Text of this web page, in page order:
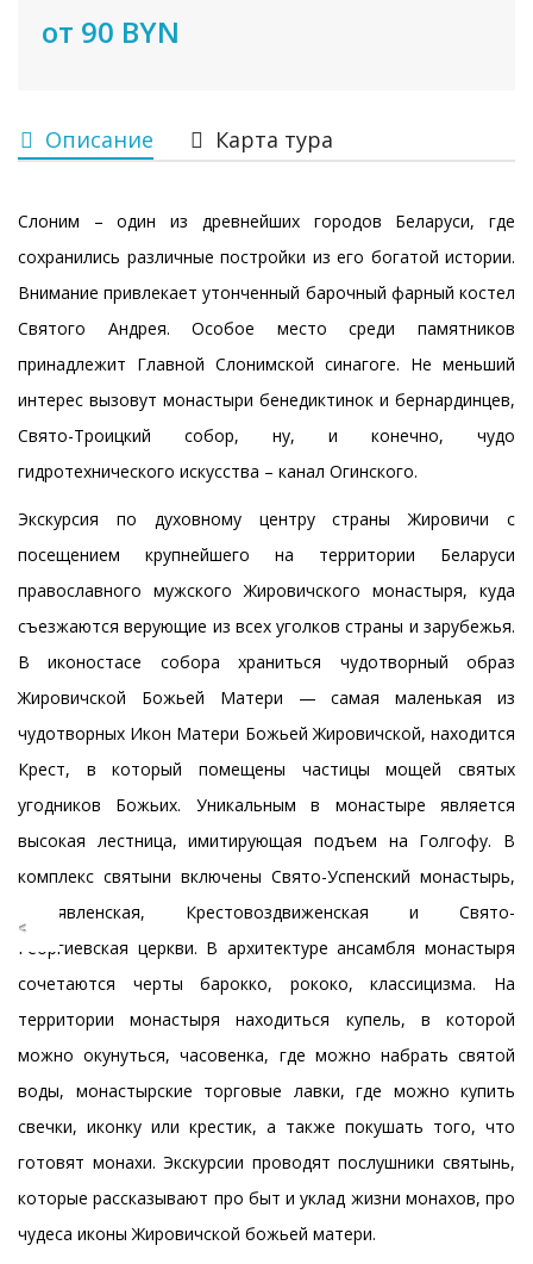
от 90 BYN
Описание Карта тура
Слоним – один из древнейших городов Беларуси, где
сохранились различные постройки из его богатой истории.
Внимание привлекает утонченный барочный фарный костел
Святого Андрея. Особое место среди памятников
принадлежит Главной Слонимской синагоге. Не меньший
интерес вызовут монастыри бенедиктинок и бернардинцев,
Свято-Троицкий собор, ну, и конечно, чудо
гидротехнического искусства – канал Огинского.
Экскурсия по духовному центру страны Жировичи c
посещением крупнейшего на территории Беларуси
православного мужского Жировичского монастыря, куда
съезжаются верующие из всех уголков страны и зарубежья.
В иконостасе собора храниться чудотворный образ
Жировичской Божьей Матери — самая маленькая из
чудотворных Икон Матери Божьей Жировичской, находится
Крест, в который помещены частицы мощей святых
угодников Божьих. Уникальным в монастыре является
высокая лестница, имитирующая подъем на Голгофу. В
комплекс святыни включены Свято-Успенский монастырь,
Богоявленская, Крестовоздвиженская и Свято-
Георгиевская церкви. В архитектуре ансамбля монастыря
сочетаются черты барокко, рококо, классицизма. На
территории монастыря находиться купель, в которой
можно окунуться, часовенка, где можно набрать святой
воды, монастырские торговые лавки, где можно купить
свечки, иконку или крестик, а также покушать того, что
готовят монахи. Экскурсии проводят послушники святынь,
которые рассказывают про быт и уклад жизни монахов, про
чудеса иконы Жировичской божьей матери.